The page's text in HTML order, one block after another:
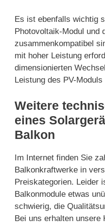
Es ist ebenfalls wichtig
Photovoltaik-Modul und
zusammenkompatibel
mit hoher Leistung
dimensionierten
Leistung des PV-
Weitere
eines
Balkon
Im Internet finden Sie
Balkonkraftwerke in
Preiskategorien. Leider
Balkonmodule etwas
schwierig, die
Bei uns erhalten